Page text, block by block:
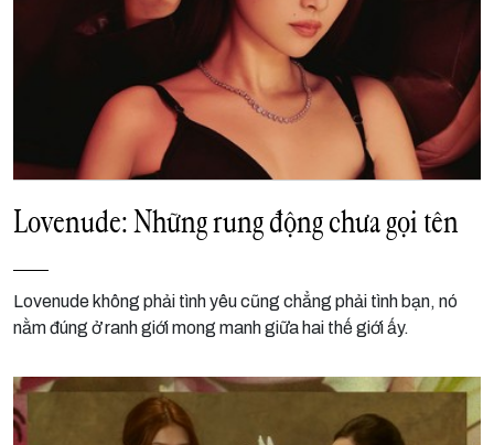
Lovenude: Những rung động chưa gọi tên
Lovenude không phải tình yêu cũng chẳng phải tình bạn, nó
nằm đúng ở ranh giới mong manh giữa hai thế giới ấy.